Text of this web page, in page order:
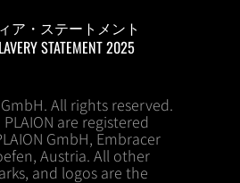
ア・ステートメント
STATEMENT 2025
All rights reserved.
are registered
GmbH, Embracer
Austria. All other
and logos are the